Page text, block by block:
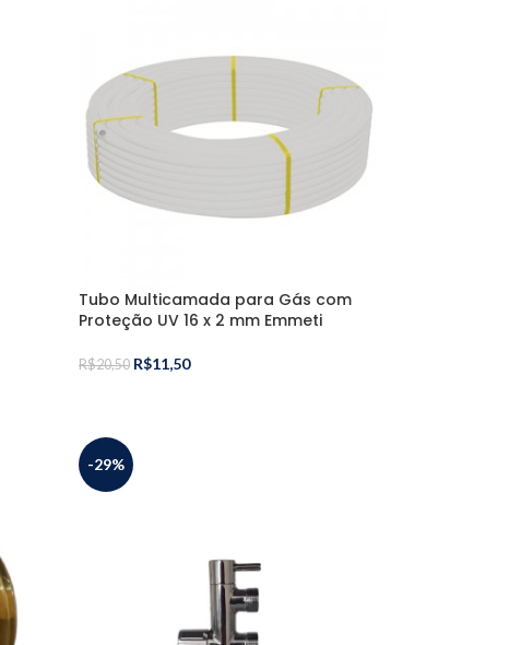
Tubo Multicamada para Gás com
Proteção UV 16 x 2 mm Emmeti
R$20,50 R$11,50
-29%